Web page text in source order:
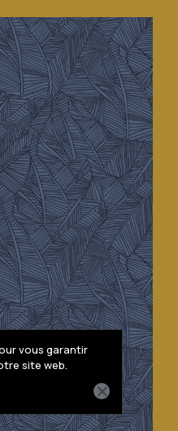
Pilates
vous garantir
site web.